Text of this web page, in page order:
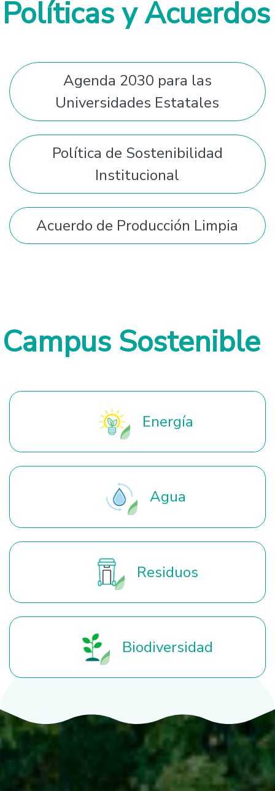
Políticas y Acuerdos
Agenda 2030 para las
Universidades Estatales
Política de Sostenibilidad
Institucional
Acuerdo de Producción Limpia
Campus Sostenible
Energía
Agua
Residuos
Biodiversidad